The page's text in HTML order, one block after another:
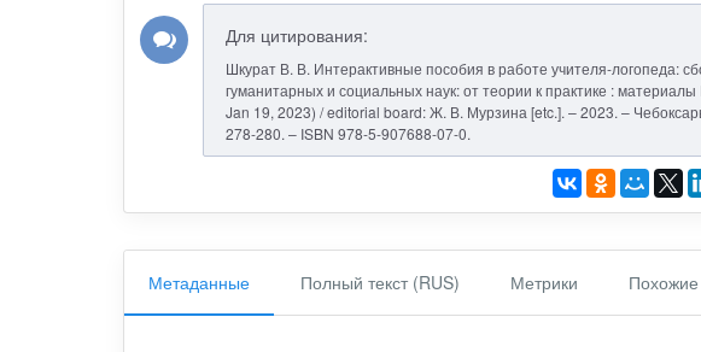
Для цитирования:
Шкурат В. В. Интерактивные пособия в работе учителя-логопеда:
гуманитарных и социальных наук: от теории к практике :
Jan 19, 2023) / editorial board: Ж. В. Мурзина [etc.]. – 2023. –
278-280. – ISBN 978-5-907688-07-0.
Метаданные Полный текст (RUS) Метрики Похожие